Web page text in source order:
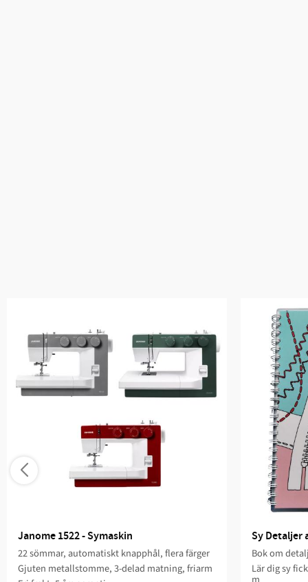
Janome 1522 - Symaskin
22 sömmar, automatiskt knapphål, flera färger
Gjuten metallstomme, 3-delad matning, friarm
Sy Detaljer
Bok om
Lär dig sy